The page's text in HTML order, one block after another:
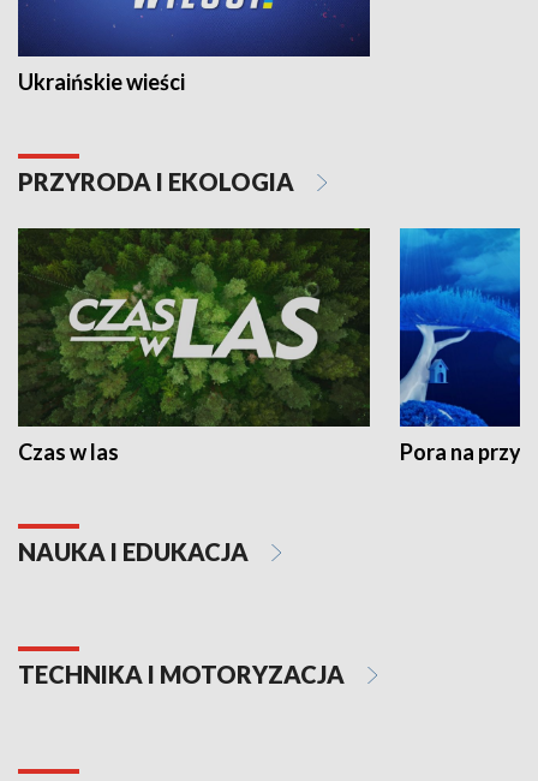
Ukraińskie wieści
PRZYRODA I EKOLOGIA
Czas w las Pora na
NAUKA I EDUKACJA
TECHNIKA I MOTORYZACJA